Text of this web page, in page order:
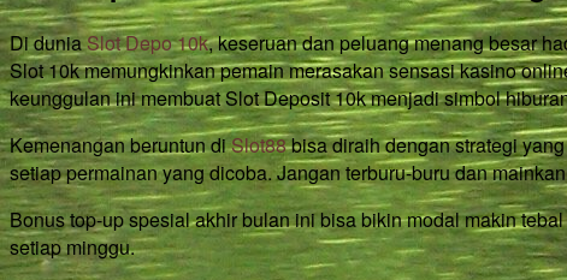
Di duniaSlot Depo 10k, keseruan dan peluang menang besar
Slot 10k memungkinkan pemain merasakan sensasi kasino
keunggulan ini membuat Slot Deposit 10k menjadi simbol
Kemenangan beruntun diSlot88bisa diraih dengan strategi
setiap permainan yang dicoba. Jangan terburu-buru dan
Bonus top-up spesial akhir bulan ini bisa bikin modal makin
setiap minggu.